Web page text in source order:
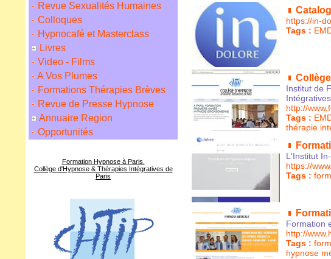
Revue Sexualités Humaines
Colloques
Hypnocafé et Masterclass
Livres
Video - Films
A Vos Plumes
Formations Thérapies Brèves
Revue de Presse Hypnose
Annuaire Region
Opportunités
Formation Hypnose à Paris.
Collège d'Hypnose & Thérapies Intégratives de
Paris
https://in-
Tags :
Institut de
http://
Tags :
thérapie
L'Institut
https://
Tags :
Formation
http://
Tags :
hypnose